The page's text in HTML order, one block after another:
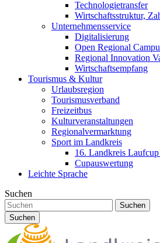
Technologietransfer
Wirtschaftsstruktur,
Unternehmensservice
Digitalisierung
Open Regional
Regional Innovation
Wirtschaftsempfang
Tourismus & Kultur
Urlaubsregion
Tourismusverband
Freizeitbus
Kulturveranstaltungen
Regionalvermarktung
Sport im Landkreis
16. Landkreis
Cupauswertung
Leichte Sprache
Suchen
Suchen
Suchen